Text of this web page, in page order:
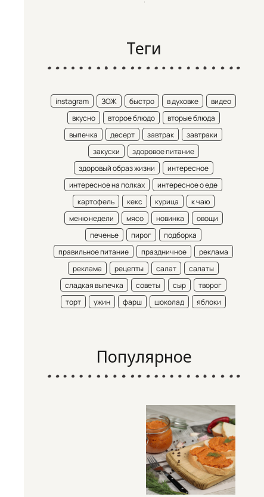
Теги
instagram ЗОЖ быстро в духовке
видео
вкусно
второе блюдо
вторые блюда
выпечка
десерт завтрак
завтраки
закуски
здоровое питание
здоровый образ жизни
интересное
интересное на полках
интересное о еде
картофель
кекс курица
к чаю
меню недели
мясо новинка
овощи
печенье
пирог
подборка
правильное питание
праздничное
реклама
реклама
рецепты салат
салаты
сладкая выпечка
советы сыр
творог
торт
ужин фарш шоколад яблоки
Популярное